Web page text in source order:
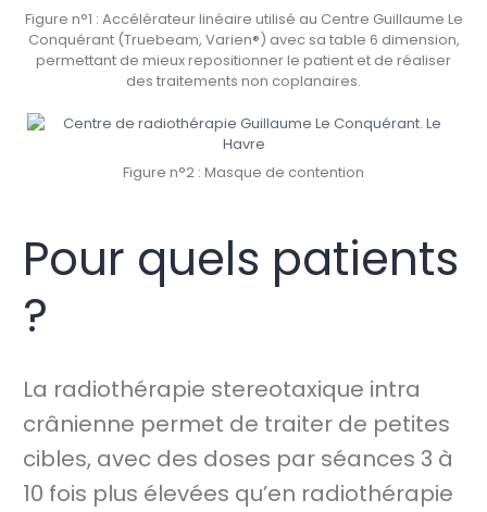
Figure n°1 : Accélérateur linéaire utilisé au Centre Guillaume Le
Conquérant (Truebeam, Varien®) avec sa table 6 dimension,
permettant de mieux repositionner le patient et de réaliser
des traitements non coplanaires.
Figure n°2 : Masque de contention
Pour quels patients
?
La radiothérapie stereotaxique intra
crânienne permet de traiter de petites
cibles, avec des doses par séances 3 à
10 fois plus élevées qu’en radiothérapie